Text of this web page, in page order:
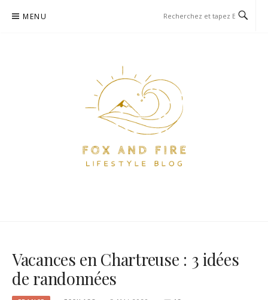
MENU
Vacances en Chartreuse : 3 idées
de randonnées